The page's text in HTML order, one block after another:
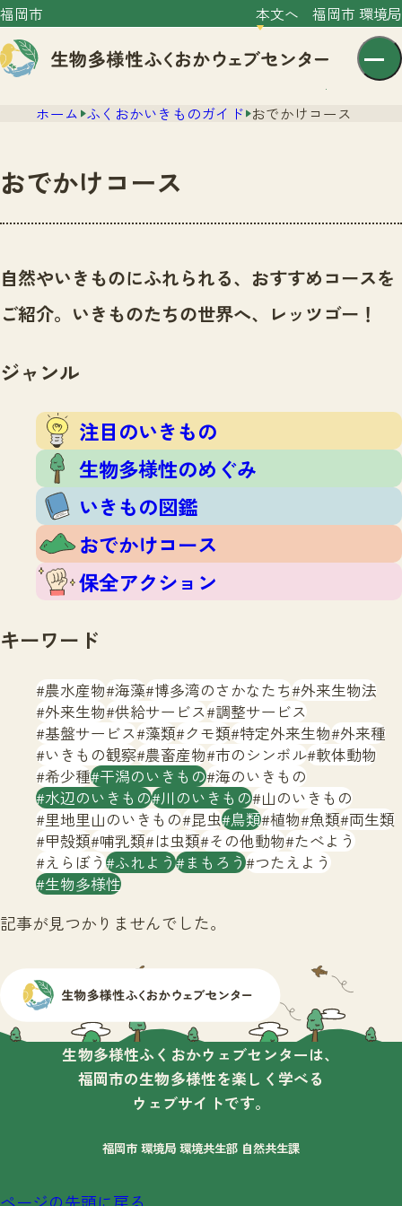
福岡市 本文へ 福岡市 環境局
文字サイズ 小 中 大
センター紹介
センター紹介TOP
サイトポリシー
ニュース
いきものガイド
注目のいきもの
生物多様性のめぐみ
いきもの図鑑
おでかけコース
保全アクション
イベント
いきもの調査隊
調査レポート
調査レポートTOP
調査結果
ふくおかいきものマップ
マッチング
マッチングTOP
掲載申し込みフォーム
お問合せ
生物多様性ふくおかウェブセンターとは
サイトマップ
ホーム ふくおかいきものガイド おでかけコース
おでかけコース
自然やいきものにふれられる、おすすめコースを
ご紹介。いきものたちの世界へ、レッツゴー！
ジャンル
注目のいきもの
生物多様性のめぐみ
いきもの図鑑
おでかけコース
保全アクション
キーワード
農水産物 海藻 博多湾のさかなたち 外来生物法
外来生物 供給サービス 調整サービス
基盤サービス 藻類 クモ類 特定外来生物 外来種
いきもの観察 農畜産物 市のシンボル 軟体動物
希少種 干潟のいきもの 海のいきもの
水辺のいきもの 川のいきもの 山のいきもの
里地里山のいきもの 昆虫 鳥類 植物 魚類 両生類
甲殻類 哺乳類 は虫類 その他動物 たべよう
えらぼう ふれよう まもろう つたえよう
生物多様性
記事が見つかりませんでした。
生物多様性ふくおかウェブセンターは、
福岡市の生物多様性を楽しく学べる
ウェブサイトです。
福岡市 環境局 環境共生部 自然共生課